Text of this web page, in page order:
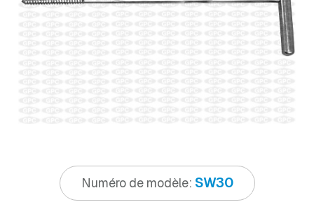
Numéro de modèle: SW30